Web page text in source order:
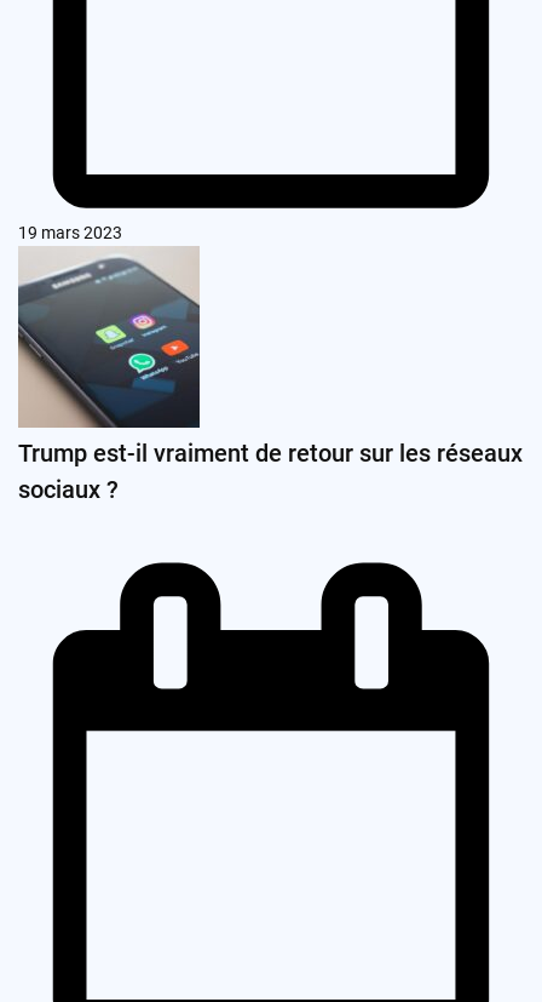
19 mars 2023
Trump est-il vraiment de retour sur les réseaux
sociaux ?